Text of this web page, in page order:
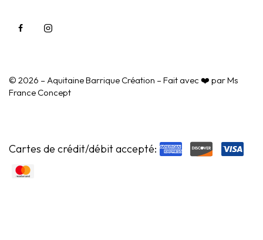
© 2026 – Aquitaine Barrique Création – Fait avec ❤️ parMs
France Concept
Cartes de crédit/débit accepté: